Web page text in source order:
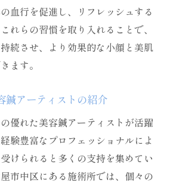
血行を促進し、リフレッシュする
れらの習慣を取り入れることで、
続させ、より効果的な小顔と美肌
ます。
鍼アーティストの紹介
優れた美容鍼アーティストが活躍
験豊富なプロフェッショナルによ
けられると多くの支持を集めてい
市中区にある施術所では、個々の